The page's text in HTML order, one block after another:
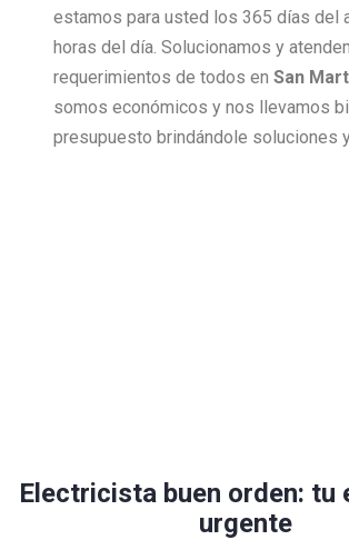
estamos para usted los 365 días del
horas del día. Solucionamos y
requerimientos de todos en San
somos económicos y nos llevamos
presupuesto brindándole soluciones
Electricista buen orden: tu
urgente